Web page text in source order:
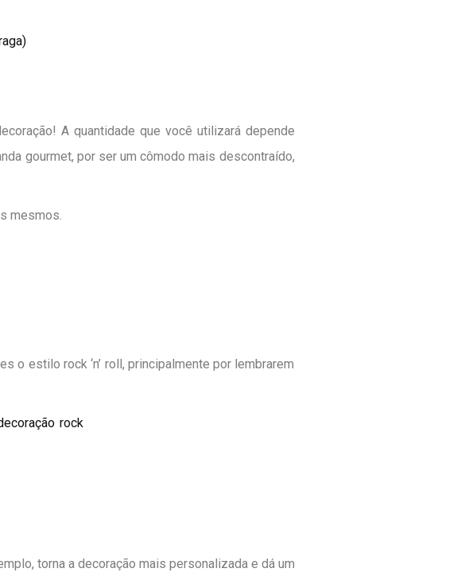
A quantidade que você utilizará depende
gourmet, por ser um cômodo mais descontraído,
mesmos.
estilo rock ‘n’ roll, principalmente por lembrarem
torna a decoração mais personalizada e dá um